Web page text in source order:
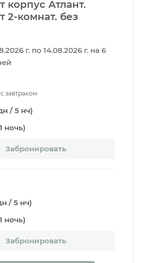
корпус Атлант.
2-комнат. без
г. по 14.08.2026 г. на 6
завтраком
/ 5 нч)
ночь)
Забронировать
/ 5 нч)
ночь)
Забронировать